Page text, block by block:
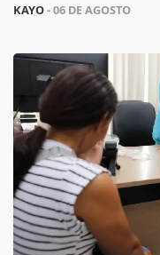
KAYO- 06 DE AGOSTO